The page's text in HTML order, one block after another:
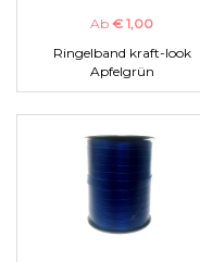
Ab € 1,00
Ringelband kraft-look
Apfelgrün